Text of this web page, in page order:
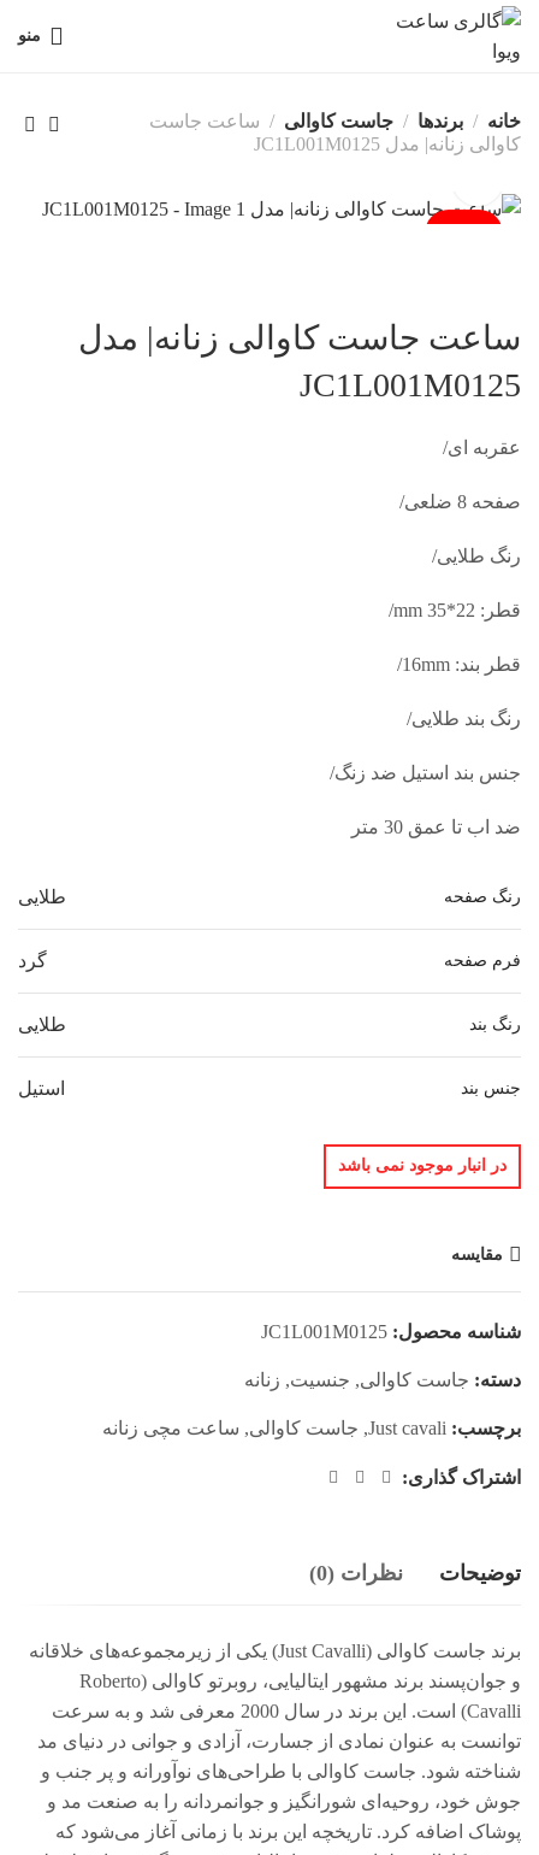
منو
خانه برندها جاست کاوالی
ساعت جاست
کاوالی زنانه| مدل JC1L001M0125
ساعت جاست کاوالی زنانه| مدل
JC1L001M0125
عقربه ای/
صفحه 8 ضلعی/
رنگ طلایی/
قطر: 22*35 mm/
قطر بند: 16mm/
رنگ بند طلایی/
جنس بند استیل ضد زنگ/
ضد اب تا عمق 30 متر
رنگ صفحه طلایی
فرم صفحه گرد
رنگ بند طلایی
جنس بند استیل
در انبار موجود نمی باشد
مقایسه
شناسه محصول: JC1L001M0125
دسته: جاست کاوالی, جنسیت, زنانه
برچسب: Just cavali
, جاست کاوالی, ساعت مچی زنانه
اشتراک گذاری:
توضیحات نظرات (0)
برند جاست کاوالی (Just Cavalli) یکی از زیرمجموعه‌های خلاقانه
و جوان‌پسند برند مشهور ایتالیایی، روبرتو کاوالی (Roberto
Cavalli) است. این برند در سال 2000 معرفی شد و به سرعت
توانست به عنوان نمادی از جسارت، آزادی و جوانی در دنیای مد
شناخته شود. جاست کاوالی با طراحی‌های نوآورانه و پر جنب و
جوش خود، روحیه‌ای شورانگیز و جوانمردانه را به صنعت مد و
پوشاک اضافه کرد. تاریخچه این برند با زمانی آغاز می‌شود که